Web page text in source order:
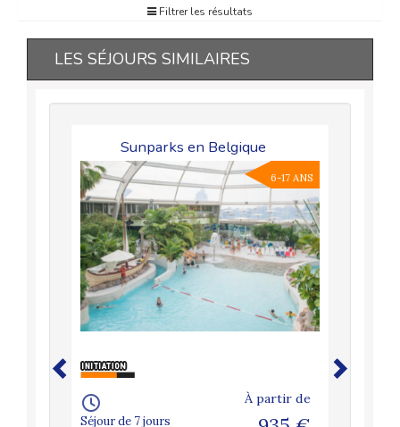
Filtrer les résultats
LES SÉJOURS SIMILAIRES
Sunparks en Belgique
6-17 ANS
Séjour de 7 jours
À partir de